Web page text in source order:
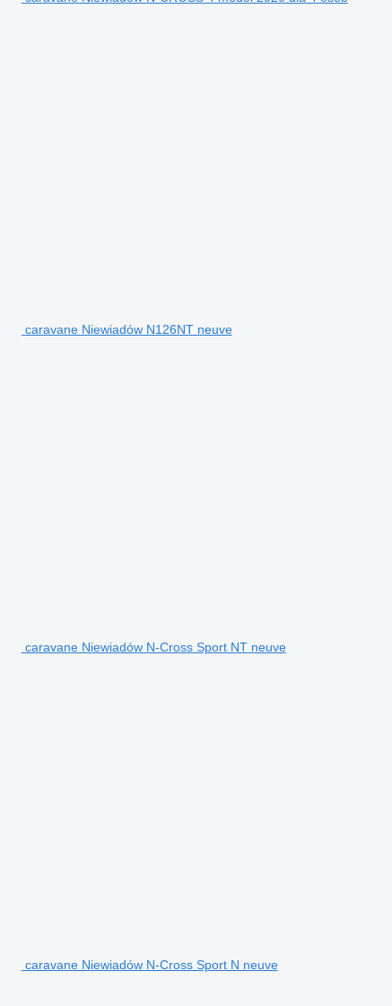
caravane Niewiadów N126NT neuve
caravane Niewiadów N-Cross Sport NT neuve
caravane Niewiadów N-Cross Sport N neuve